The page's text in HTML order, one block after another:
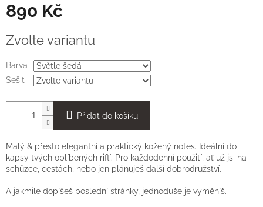
890 Kč
cena:
Zvolte variantu
Barva
Sešit
Přidat do košíku
Malý & přesto elegantní a praktický kožený notes. Ideální do
kapsy tvých oblíbených riflí. Pro každodenní použití, ať už jsi na
schůzce, cestách, nebo jen plánuješ další dobrodružství.
A jakmile dopíšeš poslední stránky, jednoduše je vyměníš.